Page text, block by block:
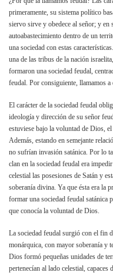
primeramente, su sistema político
siervo sirve y obedece al señor; y en
autoabastecimiento dentro de un
una sociedad con estas
una de las tribus de la nación
formaron una sociedad feudal,
feudal. Por consiguiente, llamamos a
El carácter de la sociedad feudal
ideología y dirección de su señor
estuviese bajo la voluntad de Dios,
Además, estando en semejante
no sufrían invasión satánica. Por lo
clan en la sociedad feudal era
celestial las posesiones de Satán y
soberanía divina. Ya que ésta era la
formar una sociedad feudal satánica
que conocía la voluntad de Dios.
La sociedad feudal surgió con el fin
monárquica, con mayor soberanía y
Dios formó pequeñas unidades de
pertenecían al lado celestial,